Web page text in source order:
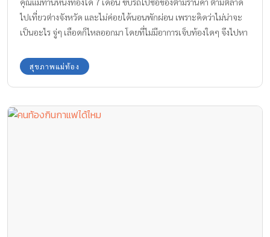
ไปเที่ยวต่างจังหวัด และไม่ค่อยได้นอนพักผ่อน เพราะคิดว่าไม่น่าจะ
เป็นอะไร จู่ๆ เลือดก็ไหลออกมา โดยที่ไม่มีอาการเจ็บท้องใดๆ จึงไปหา
เตียงสุขภาพแม่ท้อง